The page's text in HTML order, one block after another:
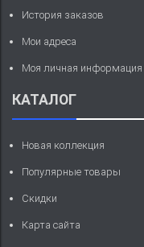
История заказов
Мои адреса
Моя личная информация
КАТАЛОГ
Новая коллекция
Популярные товары
Скидки
Карта сайта